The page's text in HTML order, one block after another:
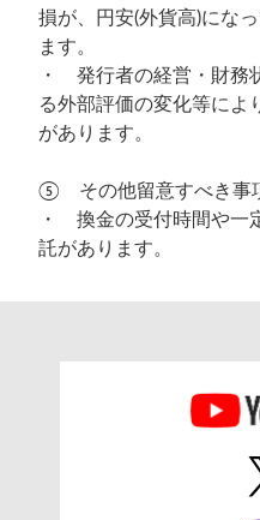
損が、円安(外貨高)にな
ます。
・ 発行者の経営・財務
る外部評価の変化等によ
があります。
⑤ その他留意すべき事
・ 換金の受付時間や一
託があります。